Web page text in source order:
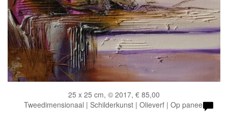
25 x 25 cm, © 2017, € 85,00
Tweedimensionaal | Schilderkunst | Olieverf | Op paneel